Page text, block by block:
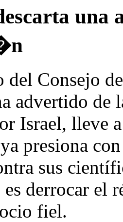
del Consejo
advertido
Israel, lleve
presiona
sus
derrocar el
fiel.